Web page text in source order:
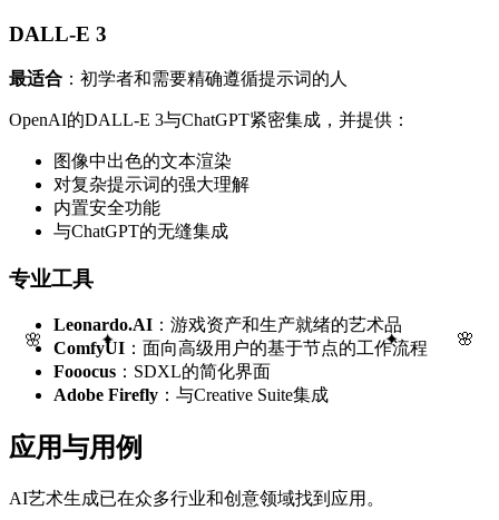
🌸 ✦ 🌸
✦
DALL-E 3
最适合 ：初学者和需要精确遵循提示词的人
OpenAI的DALL-E 3与ChatGPT紧密集成，并提供：
图像中出色的文本渲染
对复杂提示词的强大理解
内置安全功能
与ChatGPT的无缝集成
专业工具
Leonardo.AI ：游戏资产和生产就绪的艺术品
ComfyUI ：面向高级用户的基于节点的工作流程
Fooocus ：SDXL的简化界面
Adobe Firefly ：与Creative Suite集成
应用与用例
AI艺术生成已在众多行业和创意领域找到应用。